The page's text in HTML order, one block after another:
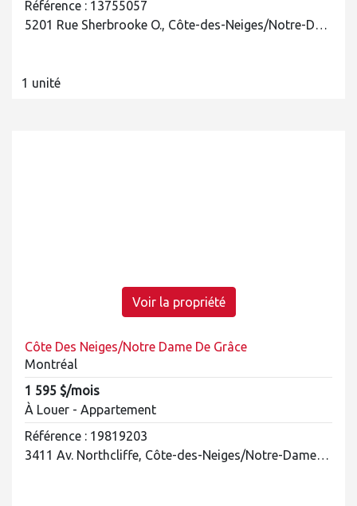
Référence : 13755057
5201 Rue Sherbrooke O., Côte-des-Neiges/Notre-Dame-de-Grâce
1 unité
Voir la propriété
Côte Des Neiges/Notre Dame De Grâce
Montréal
1 595 $/mois
À Louer - Appartement
Référence : 19819203
3411 Av. Northcliffe, Côte-des-Neiges/Notre-Dame-de-Grâce